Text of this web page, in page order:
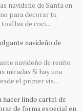
navideño de Santa en
para decorar tu
de coci...
navideño de
navideño de renito
miradas Si hay una
el primer vis...
lindo cartel de
de forma especial en